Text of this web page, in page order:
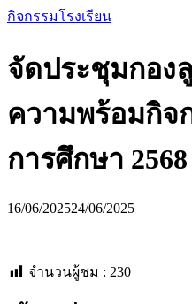
กิจกรรมโรงเรียน
จัดประชุมกอง
ความพร้อมกิจ
การศึกษา 2568
16/06/202524/06/2025
จำนวนผู้ชม : 230